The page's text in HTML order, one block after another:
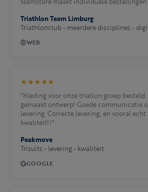
Triathlon Team Limburg
Triathlonclub - meerdere disciplines -
WEB
★★★★★
"Kleding voor onze triatlon groep
gemaakt ontwerp! Goede communicatie
levering. Correcte levering, en vooral echt
kwaliteit!!"
Peakmove
Trisuits - levering - kwaliteit
GOOGLE